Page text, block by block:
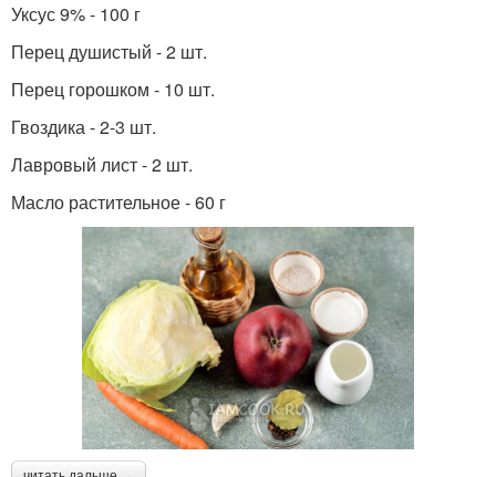
Уксус 9% - 100 г
Перец душистый - 2 шт.
Перец горошком - 10 шт.
Гвоздика - 2-3 шт.
Лавровый лист - 2 шт.
Масло растительное - 60 г